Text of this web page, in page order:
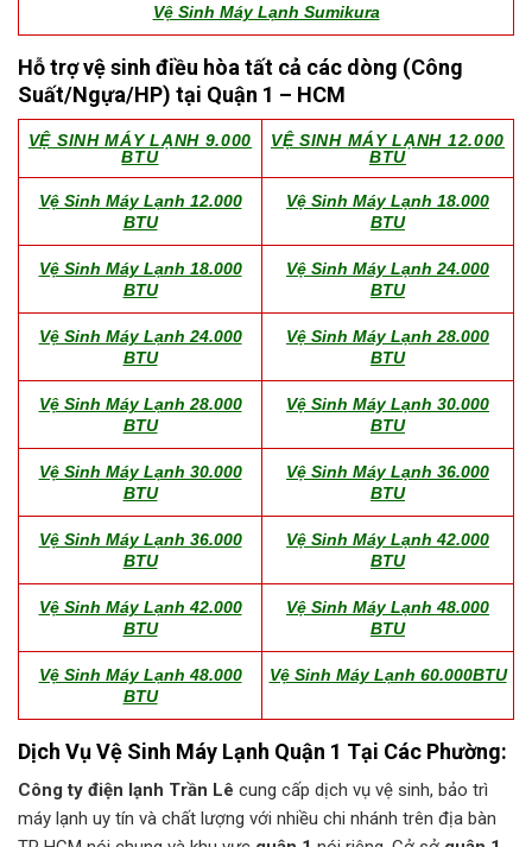
Vệ Sinh Máy Lạnh Sumikura
Hỗ trợ vệ sinh điều hòa tất cả các dòng (Công
Suất/Ngựa/HP) tại Quận 1 – HCM
VỆ SINH MÁY LẠNH 9.000
BTU
VỆ SINH MÁY LẠNH 12.000
BTU
Vệ Sinh Máy Lạnh 12.000
BTU
Vệ Sinh Máy Lạnh 18.000
BTU
Vệ Sinh Máy Lạnh 18.000
BTU
Vệ Sinh Máy Lạnh 24.000
BTU
Vệ Sinh Máy Lạnh 24.000
BTU
Vệ Sinh Máy Lạnh 28.000
BTU
Vệ Sinh Máy Lạnh 28.000
BTU
Vệ Sinh Máy Lạnh 30.000
BTU
Vệ Sinh Máy Lạnh 30.000
BTU
Vệ Sinh Máy Lạnh 36.000
BTU
Vệ Sinh Máy Lạnh 36.000
BTU
Vệ Sinh Máy Lạnh 42.000
BTU
Vệ Sinh Máy Lạnh 42.000
BTU
Vệ Sinh Máy Lạnh 48.000
BTU
Vệ Sinh Máy Lạnh 48.000
BTU
Vệ Sinh Máy Lạnh 60.000BTU
Dịch Vụ Vệ Sinh Máy Lạnh Quận 1 Tại Các Phường:
Công ty điện lạnh Trần Lê cung cấp dịch vụ vệ sinh, bảo trì
máy lạnh uy tín và chất lượng với nhiều chi nhánh trên địa bàn